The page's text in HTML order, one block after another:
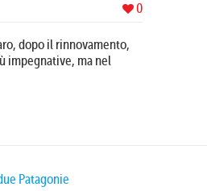
0
dopo il rinnovamento,
impegnative, ma nel
Patagonie